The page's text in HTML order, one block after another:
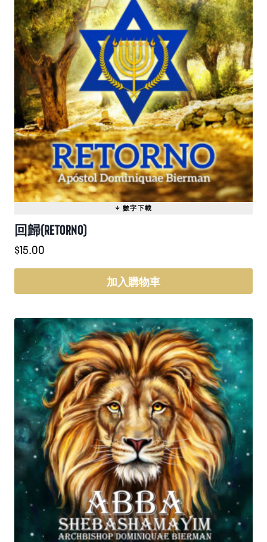
多
種
款
式。
可
在
產
品
頁
面
選
擇
選
回歸(RETORNO)
$15.00
加入購物車